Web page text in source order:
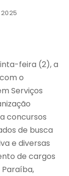
feira (2), a
o
Serviços
concursos
de busca
e diversas
de cargos